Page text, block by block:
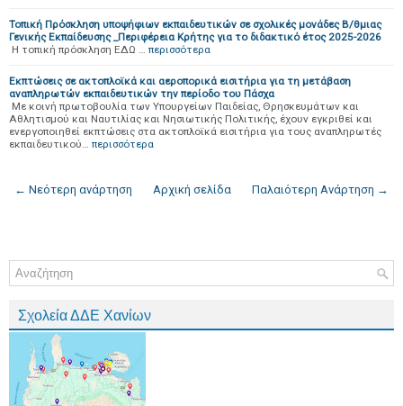
Τοπική Πρόσκληση υποψήφιων εκπαιδευτικών σε σχολικές μονάδες Β/θμιας
Γενικής Εκπαίδευσης _Περιφέρεια Κρήτης για το διδακτικό έτος 2025-2026
Η τοπική πρόσκληση ΕΔΩ … περισσότερα
Εκπτώσεις σε ακτοπλοϊκά και αεροπορικά εισιτήρια για τη μετάβαση
αναπληρωτών εκπαιδευτικών την περίοδο του Πάσχα
Με κοινή πρωτοβουλία των Υπουργείων Παιδείας, Θρησκευμάτων και
Αθλητισμού και Ναυτιλίας και Νησιωτικής Πολιτικής, έχουν εγκριθεί και
ενεργοποιηθεί εκπτώσεις στα ακτοπλοϊκά εισιτήρια για τους αναπληρωτές
εκπαιδευτικού… περισσότερα
← Νεότερη ανάρτηση Παλαιότερη Ανάρτηση →
Αρχική σελίδα
Σχολεία ΔΔΕ Χανίων